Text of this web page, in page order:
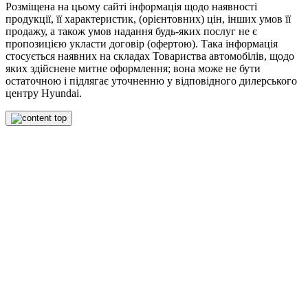
Розміщена на цьому сайті інформація щодо наявності
продукції, її характеристик, (орієнтовних) цін, інших умов її
продажу, а також умов надання будь-яких послуг не є
пропозицією укласти договір (офертою). Така інформація
стосується наявних на складах Товариства автомобілів, щодо
яких здійснене митне оформлення; вона може не бути
остаточною і підлягає уточненню у відповідного дилерського
центру Hyundai.